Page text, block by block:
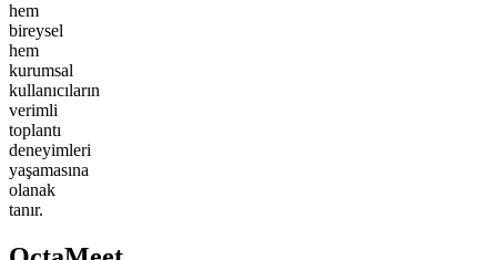
hem
bireysel
hem
kurumsal
kullanıcıların
verimli
toplantı
deneyimleri
yaşamasına
olanak
tanır.